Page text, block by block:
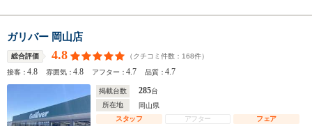
ガリバー 岡山店
総合評価 4.8 （クチコミ件数： 168件）
接客：4.8 雰囲気：4.8 アフター：4.7 品質：4.7
掲載台数 285台
所在地
岡山県
スタッフ
アフター
フェア